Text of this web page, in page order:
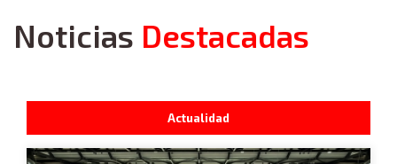
Noticias Destacadas
Actualidad